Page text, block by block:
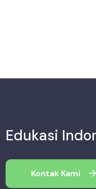
Edukasi
Kontak Kami